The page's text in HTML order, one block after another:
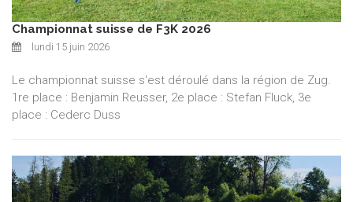
Championnat suisse de F3K 2026
lundi 15 juin 2026
Le championnat suisse s'est déroulé dans la région de Zug.
1re place : Benjamin Reusser, 2e place : Stefan Fluck, 3e
place : Cederc Duss